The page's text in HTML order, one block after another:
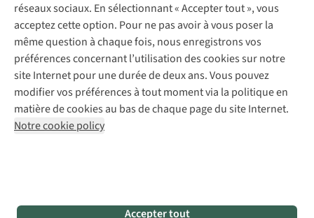
réseaux sociaux. En sélectionnant « Accepter tout », vous
acceptez cette option. Pour ne pas avoir à vous poser la
même question à chaque fois, nous enregistrons vos
préférences concernant l’utilisation des cookies sur notre
site Internet pour une durée de deux ans. Vous pouvez
modifier vos préférences à tout moment via la politique en
matière de cookies au bas de chaque page du site Internet.
Notre cookie policy
Accepter tout
Mentions légales
Politique de confidentialité
Conditions générales
Cookie Policy
AS Adventure Luxemburg SA,